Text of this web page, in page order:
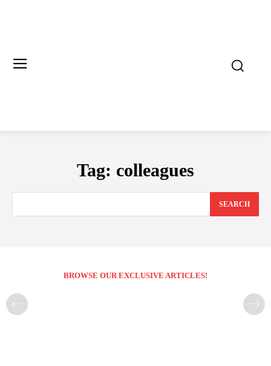
Tag: colleagues
SEARCH
BROWSE OUR EXCLUSIVE ARTICLES!